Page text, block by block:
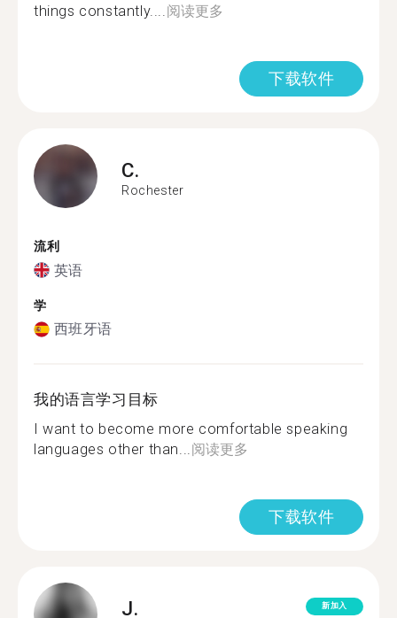
things constantly....阅读更多
下载软件
C.
Rochester
流利
英语
学
西班牙语
我的语言学习目标
I want to become more comfortable speaking
languages other than...阅读更多
下载软件
J. 新加入